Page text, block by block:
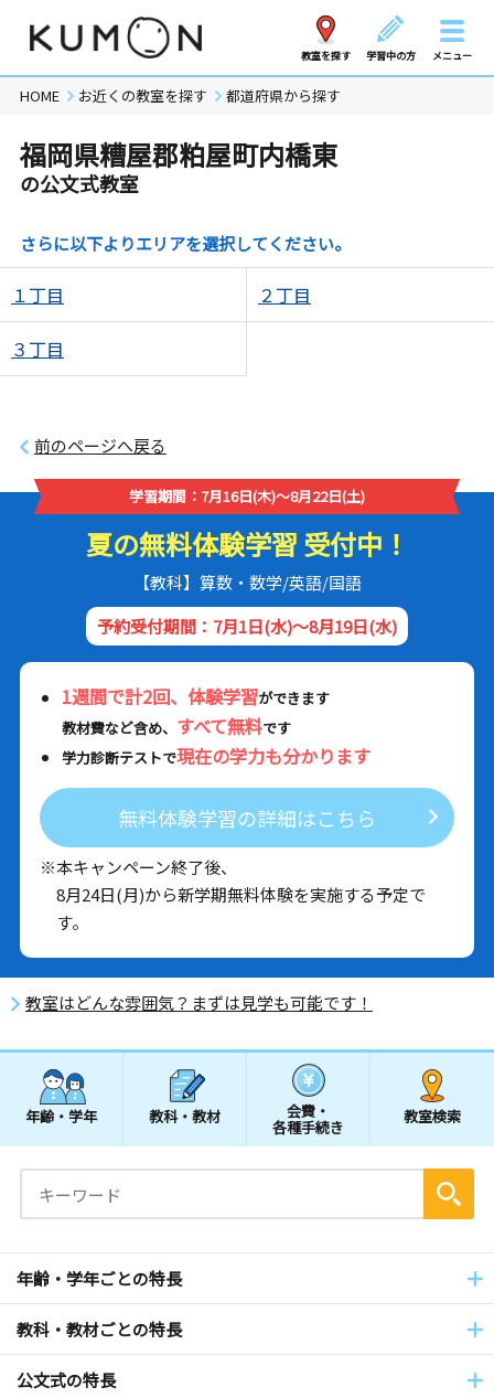
教室を探す 学習中の方 メニュー
HOME お近くの教室を探す 都道府県から探す
福岡県糟屋郡粕屋町内橋東
の公文式教室
さらに以下よりエリアを選択してください。
１丁目 ２丁目
３丁目
前のページへ戻る
学習期間：7月16日(木)～8月22日(土)
夏の無料体験学習 受付中！
【教科】算数・数学/英語/国語
予約受付期間：7月1日(水)～8月19日(水)
1週間で計2回、体験学習ができます
教材費など含め、 すべて無料です
学力診断テストで現在の学力も分かります
無料体験学習の詳細はこちら
※本キャンペーン終了後、
8月24日(月)から新学期無料体験を実施する予定で
す。
教室はどんな雰囲気？まずは見学も可能です！
年齢・学年 教科・教材 会費・
各種手続き
教室検索
年齢・学年ごとの特長
教科・教材ごとの特長
公文式の特長